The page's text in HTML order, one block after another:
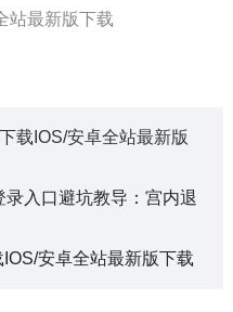
站最新版下载
载IOS/安卓全站最新版
录入口避坑教导：宫内退
安卓全站最新版下载